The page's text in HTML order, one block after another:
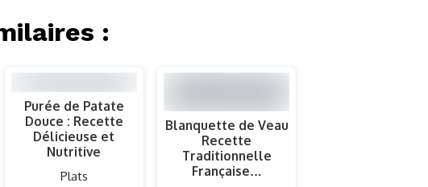
:
Purée de Patate
Douce : Recette
Délicieuse et
Nutritive
Plats
Blanquette de Veau
Recette
Traditionnelle
Française…